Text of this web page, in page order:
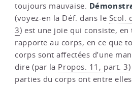
toujours mauvaise.
(voyez-en la Déf. dans le Scol.
3) est une joie qui consiste, en
rapporte au corps, en ce que
corps sont affectées d’une
dire (par la Propos. 11, part. 3
parties du corps ont entre